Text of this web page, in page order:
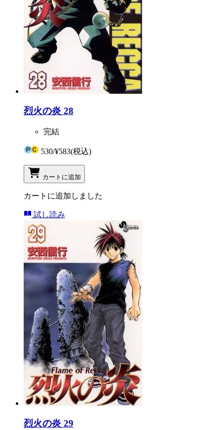
烈火の炎 28
完結
530/¥583(税込)
カートに追加
カートに追加しました
試し読み
烈火の炎 29